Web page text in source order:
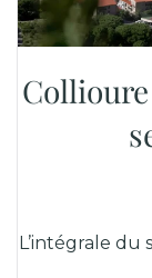
L’intégrale